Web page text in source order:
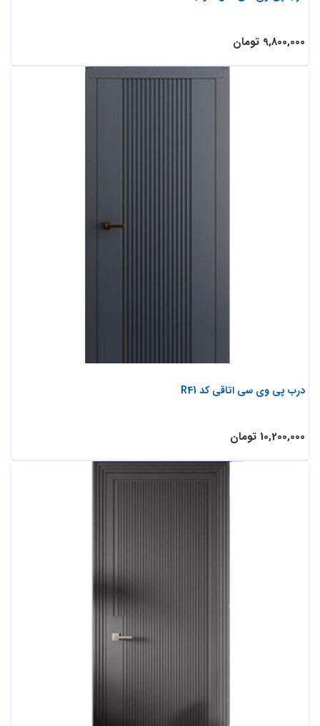
9,800,000 تومان
درب پی وی سی اتاقی کد R41
10,200,000 تومان